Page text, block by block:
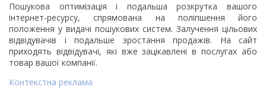
Пошукова оптимізація і подальша розкрутка вашого
інтернет-ресурсу, спрямована на поліпшення його
положення у видачі пошукових систем. Залучення цільових
відвідувачів і подальше зростання продажів. На сайт
приходять відвідувачі, які вже зацікавлені в послугах або
товар вашої компанії.
Контекстна реклама